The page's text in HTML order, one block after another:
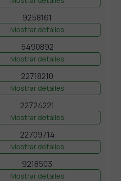
9258161
Mostrar detalles
5490892
Mostrar detalles
22718210
Mostrar detalles
22724221
Mostrar detalles
22709714
Mostrar detalles
9218503
Mostrar detalles